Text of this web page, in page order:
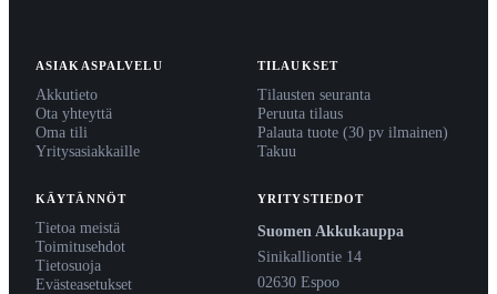
ASIAKASPALVELU
Akkutieto
Ota yhteyttä
Oma tili
Yritysasiakkaille
TILAUKSET
Tilausten seuranta
Peruuta tilaus
Palauta tuote (30 pv ilmainen)
Takuu
KÄYTÄNNÖT
Tietoa meistä
Toimitusehdot
Tietosuoja
Evästeasetukset
YRITYSTIEDOT
Suomen Akkukauppa
Sinikalliontie 14
02630 Espoo